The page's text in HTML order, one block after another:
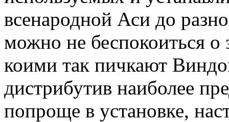
всенародной Аси до
можно не беспокоиться о
коими так пичкают
дистрибутив наиболее
попроще в установке,